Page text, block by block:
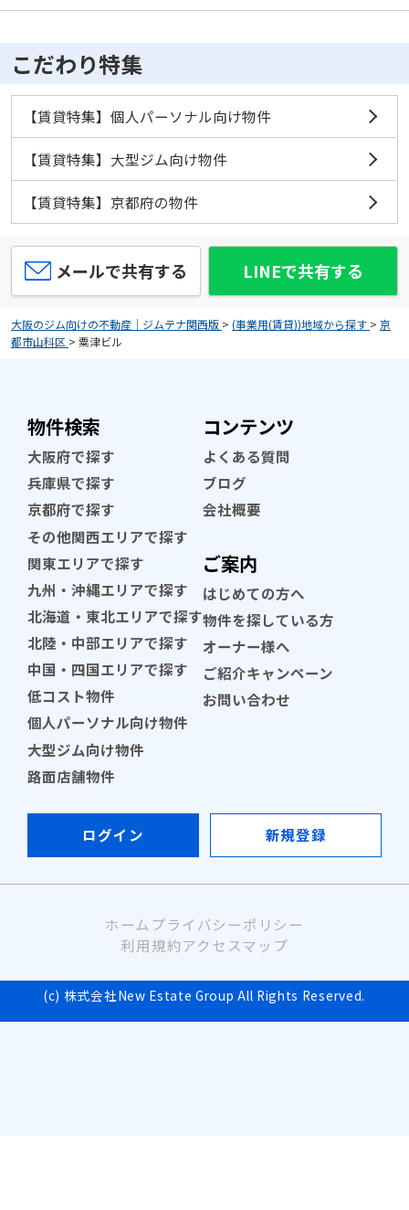
こだわり特集
【賃貸特集】個人パーソナル向け物件
【賃貸特集】大型ジム向け物件
【賃貸特集】京都府の物件
メールで共有する LINEで共有する
大阪のジム向けの不動産｜ジムテナ関西版 > (事業用(賃貸))地域から探す > 京
都市山科区 > 粟津ビル
物件検索
大阪府で探す
兵庫県で探す
京都府で探す
その他関西エリアで探す
関東エリアで探す
九州・沖縄エリアで探す
北海道・東北エリアで探す
北陸・中部エリアで探す
中国・四国エリアで探す
低コスト物件
個人パーソナル向け物件
大型ジム向け物件
路面店舗物件
コンテンツ
よくある質問
ブログ
会社概要
ご案内
はじめての方へ
物件を探している方
オーナー様へ
ご紹介キャンペーン
お問い合わせ
ログイン 新規登録
ホーム プライバシーポリシー
利用規約アクセスマップ
(c) 株式会社New Estate Group All Rights Reserved.